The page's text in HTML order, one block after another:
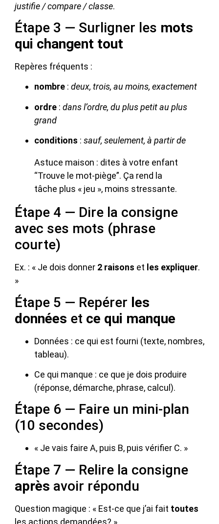
justifie / compare / classe.
Étape 3 — Surligner les mots
qui changent tout
Repères fréquents :
nombre : deux, trois, au moins, exactement
ordre : dans l’ordre, du plus petit au plus
grand
conditions : sauf, seulement, à partir de
Astuce maison : dites à votre enfant
“Trouve le mot-piège”. Ça rend la
tâche plus « jeu », moins stressante.
Étape 4 — Dire la consigne
avec ses mots (phrase
courte)
Ex. : « Je dois donner 2 raisons et les expliquer.
»
Étape 5 — Repérer les
données et ce qui manque
Données : ce qui est fourni (texte, nombres,
tableau).
Ce qui manque : ce que je dois produire
(réponse, démarche, phrase, calcul).
Étape 6 — Faire un mini-plan
(10 secondes)
« Je vais faire A, puis B, puis vérifier C. »
Étape 7 — Relire la consigne
après avoir répondu
Question magique : « Est-ce que j’ai fait toutes
les actions demandées? »